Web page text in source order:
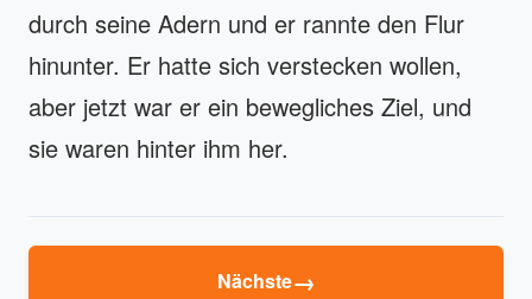
durch seine Adern und er rannte den Flur
hinunter. Er hatte sich verstecken wollen,
aber jetzt war er ein bewegliches Ziel, und
sie waren hinter ihm her.
Nächste→